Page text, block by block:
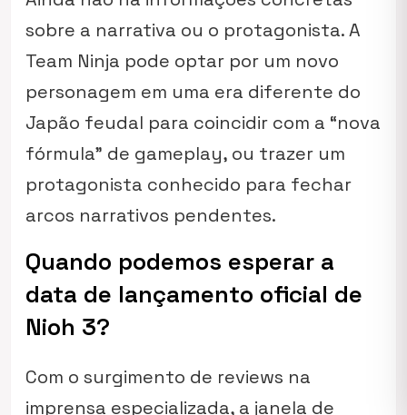
sobre a narrativa ou o protagonista. A
Team Ninja pode optar por um novo
personagem em uma era diferente do
Japão feudal para coincidir com a “nova
fórmula” de gameplay, ou trazer um
protagonista conhecido para fechar
arcos narrativos pendentes.
Quando podemos esperar a
data de lançamento oficial de
Nioh 3?
Com o surgimento de reviews na
imprensa especializada, a janela de